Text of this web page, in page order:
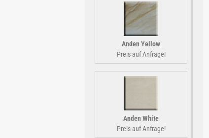
Anden Yellow
Preis auf Anfrage!
Anden White
Preis auf Anfrage!